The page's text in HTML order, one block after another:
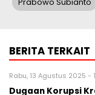
Prabowo Subianto
BERITA TERKAIT
Rabu, 13 Agustus 2025 -
Dugaan Korupsi